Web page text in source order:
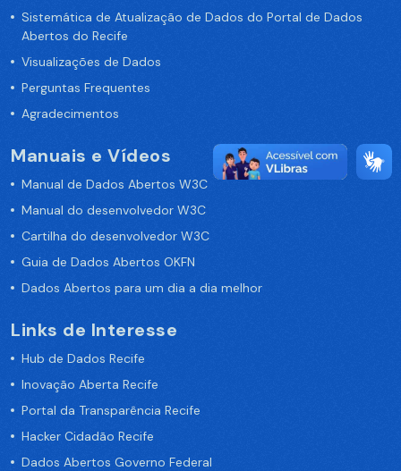
Sistemática de Atualização de Dados do Portal de Dados
Abertos do Recife
Visualizações de Dados
Perguntas Frequentes
Agradecimentos
Manuais e Vídeos
Manual de Dados Abertos W3C
Manual do desenvolvedor W3C
Cartilha do desenvolvedor W3C
Guia de Dados Abertos OKFN
Dados Abertos para um dia a dia melhor
Links de Interesse
Hub de Dados Recife
Inovação Aberta Recife
Portal da Transparência Recife
Hacker Cidadão Recife
Dados Abertos Governo Federal